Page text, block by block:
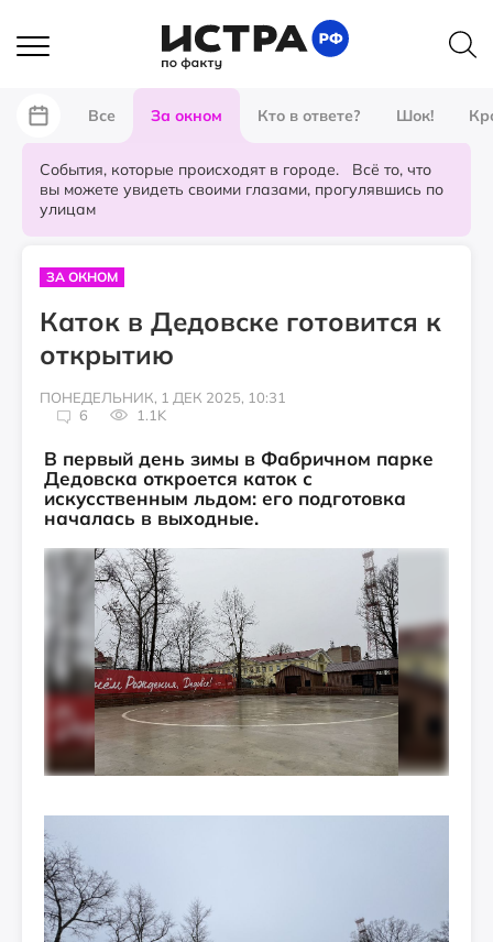
Все За окном Кто в ответе? Шок!
События, которые происходят в городе. Всё то, что
вы можете увидеть своими глазами, прогулявшись по
улицам
ЗА ОКНОМ
Каток в Дедовске готовится к
открытию
ПОНЕДЕЛЬНИК, 1 ДЕК 2025, 10:31
6
1.1K
В первый день зимы в Фабричном парке
Дедовска откроется каток с
искусственным льдом: его подготовка
началась в выходные.